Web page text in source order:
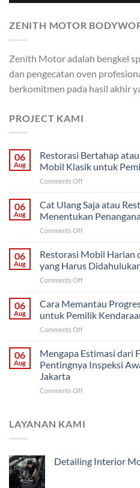
ZENITH MOTOR
Zenith Motor adalah bengkel
dan pengecatan oven
berkomitmen pada hasil akhir
PROJECT KAMI
06
Aug
Restorasi Bertahap
Mobil Klasik untuk
Comments Offon
Bertahap
atau
Sekaligus?
Strategi
Mobil
Klasik
Solo
06
Aug
Cat Ulang Saja atau
Menentukan
Comments Offon
Ulang
atau
Restorasi
Cara
Menentukan
dari
Malang
06
Aug
Restorasi Mobil Harian
yang Harus
Comments Offon
Mobil
dari
Malang:
Mana
yang
06
Aug
Cara Memantau
untuk Pemilik
Comments Offon
Memantau
Restorasi
Jarak
Pemilik
06
Aug
Mengapa Estimasi dari
Pentingnya Inspeksi
Jakarta
Comments Offon
dari
Pentingnya
LAYANAN KAMI
Detailing Interior